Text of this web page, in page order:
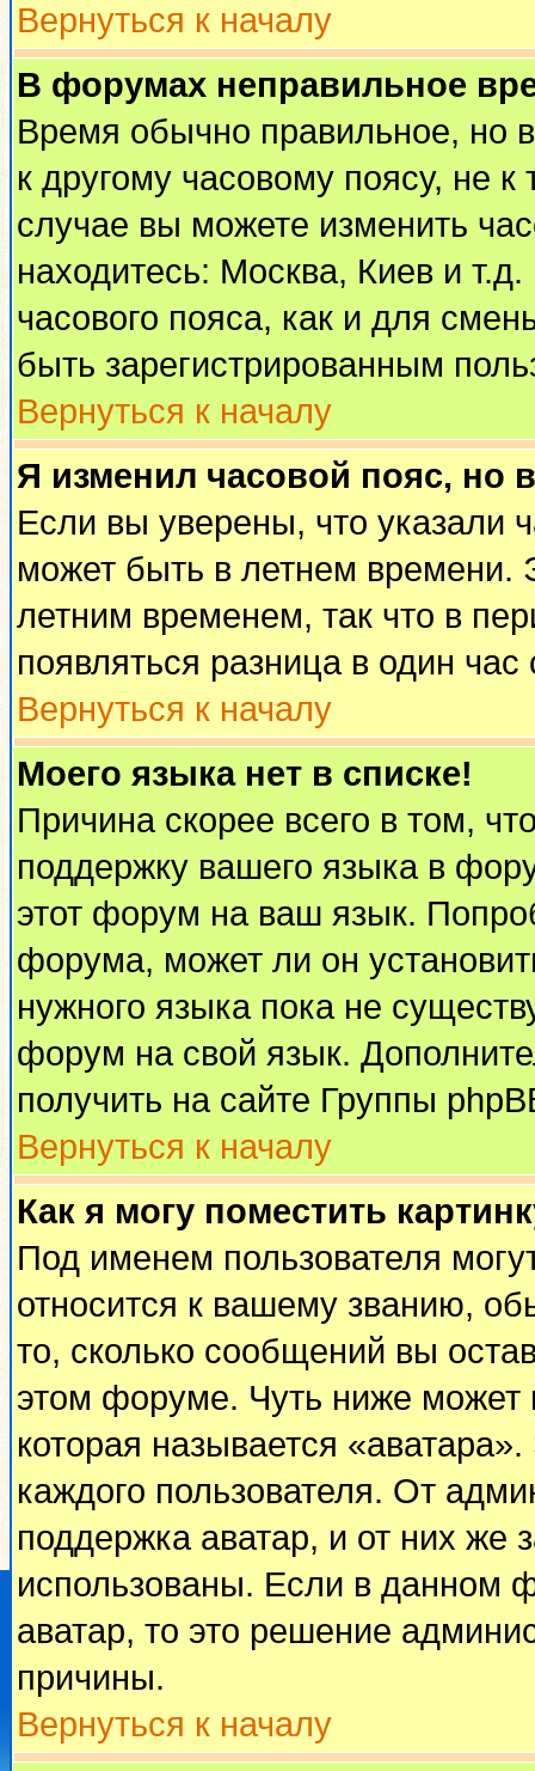
Вернуться к началу
В форумах неправильное
Время обычно правильное, но
к другому часовому поясу, не
случае вы можете изменить
находитесь: Москва, Киев и
часового пояса, как и для
быть зарегистрированным
Вернуться к началу
Я изменил часовой пояс, но
Если вы уверены, что указали
может быть в летнем времени.
летним временем, так что в
появляться разница в один
Вернуться к началу
Моего языка нет в списке!
Причина скорее всего в том,
поддержку вашего языка в
этот форум на ваш язык.
форума, может ли он
нужного языка пока не
форум на свой язык.
получить на сайте Группы
Вернуться к началу
Как я могу поместить
Под именем пользователя
относится к вашему званию,
то, сколько сообщений вы
этом форуме. Чуть ниже может
которая называется
каждого пользователя. От
поддержка аватар, и от них же
использованы. Если в данном
аватар, то это решение
причины.
Вернуться к началу